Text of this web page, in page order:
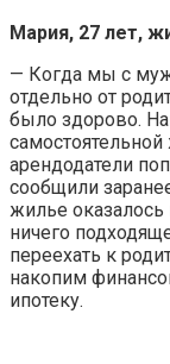
Мария, 27 лет,
— Когда мы с
отдельно от
было здорово.
арендодатели
сообщили
жилье оказалось
ничего
переехать к
накопим
ипотеку.